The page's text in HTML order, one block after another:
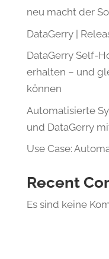
neu macht der
DataGerry |
DataGerry Self-
erhalten – und
können
Automatisierte
und DataGerry
Use Case:
Recent
Es sind keine